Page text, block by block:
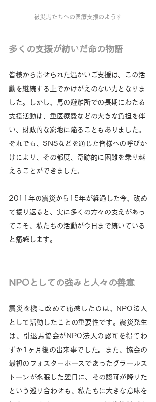
被災馬たちへの医療支援のようす
多くの支援が紡いだ命の物語
皆様から寄せられた温かいご支援は、この活
動を継続する上でかけがえのない力となりま
した。しかし、馬の避難所での長期にわたる
支援活動は、重医療費などの大きな負担を伴
い、財政的な窮地に陥ることもありました。
それでも、SNSなどを通じた皆様への呼びか
けにより、その都度、奇跡的に困難を乗り越
えることができました。
2011年の震災から15年が経過した今、改め
て振り返ると、実に多くの方々の支えがあっ
てこそ、私たちの活動が今日まで続いている
と痛感します。
NPOとしての強みと人々の善意
震災を機に改めて痛感したのは、NPO法人
として活動したことの重要性です。震災発生
は、引退馬協会がNPO法人の認可を得てわ
ずか1ヶ月後の出来事でした。また、協会の
最初のフォスターホースであったグラールス
トーンが永眠した翌日に、その認可が降りた
という巡り合わせも、私たちに大きな意味を